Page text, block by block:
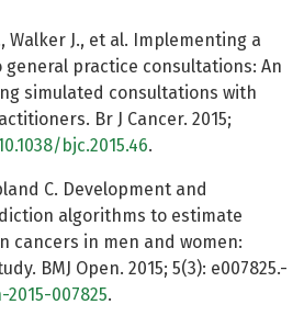
Walker J., et al. Implementing a
practice consultations: An
simulated consultations with
Br J Cancer. 2015;
bjc.2015.46.
C. Development and
algorithms to estimate
cancers in men and women:
BMJ Open. 2015; 5(3): e007825.-
2015-007825.